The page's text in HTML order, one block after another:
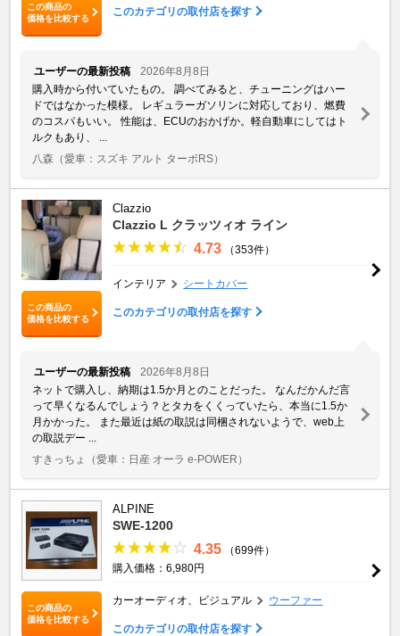
この商品の
価格を比較する
このカテゴリの取付店を探す
ユーザーの最新投稿
2026年8月8日
購入時から付いていたもの。 調べてみると、チューニングはハー
ドではなかった模様。 レギュラーガソリンに対応しており、燃費
のコスパもいい。 性能は、ECUのおかげか。軽自動車にしてはト
ルクもあり、 ...
八森 （愛車：スズキ アルト ターボRS）
この商品の
価格を比較する
Clazzio
Clazzio L クラッツィオ ライン
4.73 （353件）
インテリア シートカバー
このカテゴリの取付店を探す
ユーザーの最新投稿
2026年8月8日
ネットで購入し、納期は1.5か月とのことだった。 なんだかんだ言
って早くなるんでしょう？とタカをくくっていたら、本当に1.5か
月かかった。 また最近は紙の取説は同梱されないようで、web上
の取説デー ...
すきっちょ
（愛車：日産 オーラ e-POWER）
この商品の
価格を比較する
ALPINE
SWE-1200
4.35
（699件）
購入価格：6,980円
カーオーディオ、ビジュアル ウーファー
このカテゴリの取付店を探す